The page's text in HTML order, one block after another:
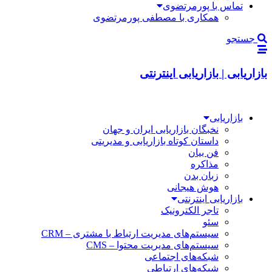
تماس با پورمرتضوی
همکاری با مصطفی پورمرتضوی
جستجو
بازاریابی | بازاریابی اینترنتی
بازاریابی
نخبگان بازاریابی ایران و جهان
داستان کوتاه بازاریابی و مدیریتی
فن بیان
مذاکره
زبان بدن
هوش هیجانی
بازاریابی اینترنتی
تاجر الکترونیک
سئو
سیستم‌های مدیریت ارتباط با مشتری – CRM
سیستم‌های مدیریت محتوا – CMS
شبکه‌های اجتماعی
شبکه‌های ارتباطی